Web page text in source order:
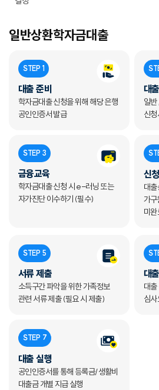
일반상환학자금대출
STEP 1
대출 준비
학자금대출 신청을 위해 해당 은행
공인인증서 발급
대
일
신
STEP 3
금융교육
학자금대출 신청 시 e-러닝 또는
자가진단 이수하기 (필수)
신
대
가구
미
STEP 5
서류 제출
소득구간 파악을 위한 가족정보
관련 서류 제출 (필요 시 제출)
대
대
심
STEP 7
대출 실행
공인인증서를 통해 등록금/생활비
대출금 개별 지급 실행